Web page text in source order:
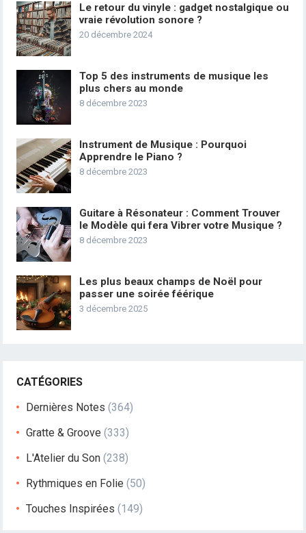
Le retour du vinyle : gadget nostalgique ou
vraie révolution sonore ?
20 décembre 2024
Top 5 des instruments de musique les
plus chers au monde
8 décembre 2023
Instrument de Musique : Pourquoi
Apprendre le Piano ?
8 décembre 2023
Guitare à Résonateur : Comment Trouver
le Modèle qui fera Vibrer votre Musique ?
8 décembre 2023
Les plus beaux champs de Noël pour
passer une soirée féérique
3 décembre 2025
CATÉGORIES
Dernières Notes (364)
Gratte & Groove (333)
L'Atelier du Son (238)
Rythmiques en Folie (50)
Touches Inspirées (149)